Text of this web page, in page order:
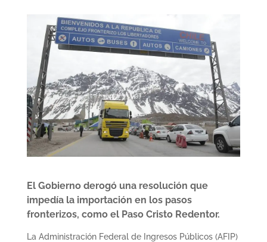
El Gobierno derogó una resolución que
impedía la importación en los pasos
fronterizos, como el Paso Cristo Redentor.
La Administración Federal de Ingresos Públicos (AFIP)